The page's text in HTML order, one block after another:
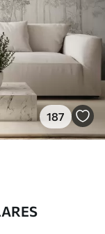
187